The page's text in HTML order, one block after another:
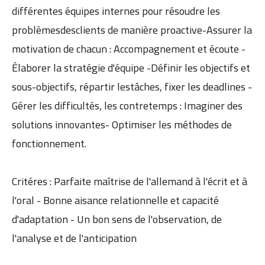
différentes équipes internes pour résoudre les
problèmesdesclients de manière proactive-Assurer la
motivation de chacun : Accompagnement et écoute -
Élaborer la stratégie d'équipe -Définir les objectifs et
sous-objectifs, répartir lestâches, fixer les deadlines -
Gérer les difficultés, les contretemps : Imaginer des
solutions innovantes- Optimiser les méthodes de
fonctionnement.
Critéres : Parfaite maîtrise de l'allemand à l'écrit et à
l'oral - Bonne aisance relationnelle et capacité
d'adaptation - Un bon sens de l'observation, de
l'analyse et de l'anticipation